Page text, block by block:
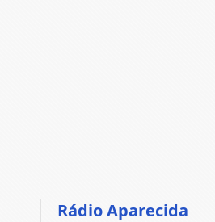
Rádio Aparecida